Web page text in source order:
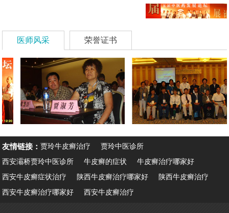
医师风采 荣誉证书
友情链接： 贾玲牛皮癣治疗
贾玲中医诊所
西安灞桥贾玲中医诊所
牛皮癣的症状
牛皮癣治疗哪家好
西安牛皮癣症状治疗
陕西牛皮癣治疗哪家好
陕西牛皮癣治疗
西安牛皮癣治疗哪家好
西安牛皮癣治疗